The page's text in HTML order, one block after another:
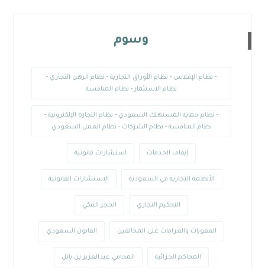
وسوم
- نظام الإفلاس - نظام الأوراق التجارية - نظام الرهن التجاري -
نظام الاستثمار - نظام المنافسة
- نظام حماية المستهلك السعودي - نظام التجارة الإلكترونية -
نظام المنافسة - نظام الشركات - نظام العمل السعودي
إيقاف الخدمات استشارات قانونية
الأنظمة التجارية في السعودية الاستشارات القانونية
التحكيم التجاري الحجز البنكي
العقوبات والغرامات على المخالفين القانون السعودي
المحاكم الجزائية المحامي عبدالعزيز بن باتل